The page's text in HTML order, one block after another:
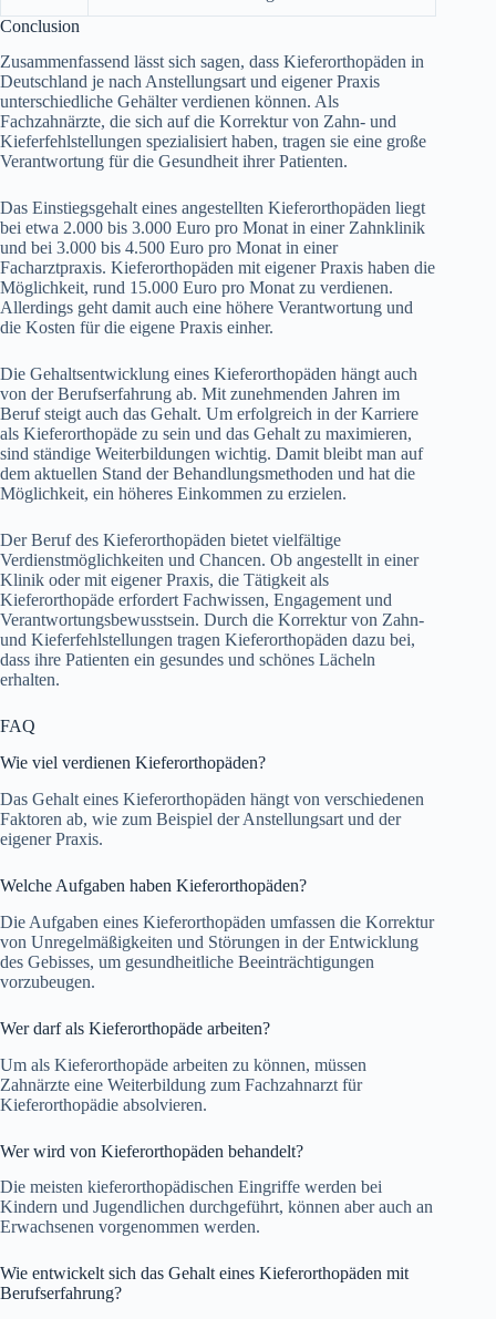
Conclusion
Zusammenfassend lässt sich sagen, dass Kieferorthopäden in
Deutschland je nach Anstellungsart und eigener Praxis
unterschiedliche Gehälter verdienen können. Als
Fachzahnärzte, die sich auf die Korrektur von Zahn- und
Kieferfehlstellungen spezialisiert haben, tragen sie eine große
Verantwortung für die Gesundheit ihrer Patienten.
Das Einstiegsgehalt eines angestellten Kieferorthopäden liegt
bei etwa 2.000 bis 3.000 Euro pro Monat in einer Zahnklinik
und bei 3.000 bis 4.500 Euro pro Monat in einer
Facharztpraxis. Kieferorthopäden mit eigener Praxis haben die
Möglichkeit, rund 15.000 Euro pro Monat zu verdienen.
Allerdings geht damit auch eine höhere Verantwortung und
die Kosten für die eigene Praxis einher.
Die Gehaltsentwicklung eines Kieferorthopäden hängt auch
von der Berufserfahrung ab. Mit zunehmenden Jahren im
Beruf steigt auch das Gehalt. Um erfolgreich in der Karriere
als Kieferorthopäde zu sein und das Gehalt zu maximieren,
sind ständige Weiterbildungen wichtig. Damit bleibt man auf
dem aktuellen Stand der Behandlungsmethoden und hat die
Möglichkeit, ein höheres Einkommen zu erzielen.
Der Beruf des Kieferorthopäden bietet vielfältige
Verdienstmöglichkeiten und Chancen. Ob angestellt in einer
Klinik oder mit eigener Praxis, die Tätigkeit als
Kieferorthopäde erfordert Fachwissen, Engagement und
Verantwortungsbewusstsein. Durch die Korrektur von Zahn-
und Kieferfehlstellungen tragen Kieferorthopäden dazu bei,
dass ihre Patienten ein gesundes und schönes Lächeln
erhalten.
FAQ
Wie viel verdienen Kieferorthopäden?
Das Gehalt eines Kieferorthopäden hängt von verschiedenen
Faktoren ab, wie zum Beispiel der Anstellungsart und der
eigener Praxis.
Welche Aufgaben haben Kieferorthopäden?
Die Aufgaben eines Kieferorthopäden umfassen die Korrektur
von Unregelmäßigkeiten und Störungen in der Entwicklung
des Gebisses, um gesundheitliche Beeinträchtigungen
vorzubeugen.
Wer darf als Kieferorthopäde arbeiten?
Um als Kieferorthopäde arbeiten zu können, müssen
Zahnärzte eine Weiterbildung zum Fachzahnarzt für
Kieferorthopädie absolvieren.
Wer wird von Kieferorthopäden behandelt?
Die meisten kieferorthopädischen Eingriffe werden bei
Kindern und Jugendlichen durchgeführt, können aber auch an
Erwachsenen vorgenommen werden.
Wie entwickelt sich das Gehalt eines Kieferorthopäden mit
Berufserfahrung?